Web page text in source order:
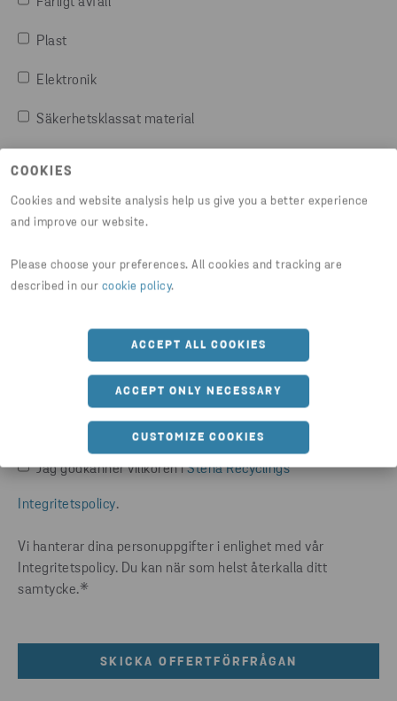
COOKIES
Cookies and website analysis help us give you a better experience
and improve our website.
Please choose your preferences. All cookies and tracking are
described in our cookie policy.
ACCEPT ALL COOKIES
ACCEPT ONLY NECESSARY
CUSTOMIZE COOKIES
Plast
Elektronik
Säkerhetsklassat material
Önskemål
via E-post
via telefon
Jag godkänner villkoren iStena Recyclings
Integritetspolicy.
Vi hanterar dina personuppgifter i enlighet med vår
Integritetspolicy. Du kan när som helst återkalla ditt
samtycke.*